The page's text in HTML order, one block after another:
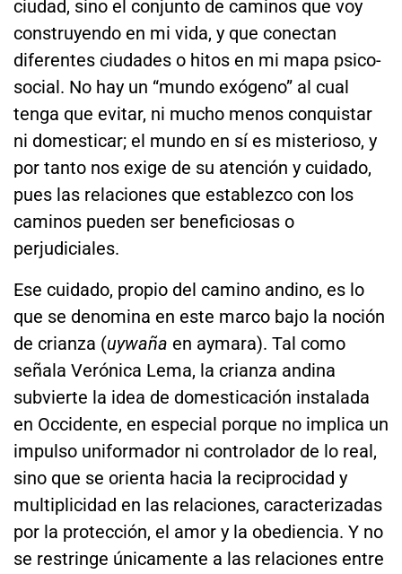
ciudad, sino el conjunto de caminos que voy
construyendo en mi vida, y que conectan
diferentes ciudades o hitos en mi mapa psico-
social. No hay un “mundo exógeno” al cual
tenga que evitar, ni mucho menos conquistar
ni domesticar; el mundo en sí es misterioso, y
por tanto nos exige de su atención y cuidado,
pues las relaciones que establezco con los
caminos pueden ser beneficiosas o
perjudiciales.
Ese cuidado, propio del camino andino, es lo
que se denomina en este marco bajo la noción
de crianza (uywaña en aymara). Tal como
señala Verónica Lema, la crianza andina
subvierte la idea de domesticación instalada
en Occidente, en especial porque no implica un
impulso uniformador ni controlador de lo real,
sino que se orienta hacia la reciprocidad y
multiplicidad en las relaciones, caracterizadas
por la protección, el amor y la obediencia. Y no
se restringe únicamente a las relaciones entre